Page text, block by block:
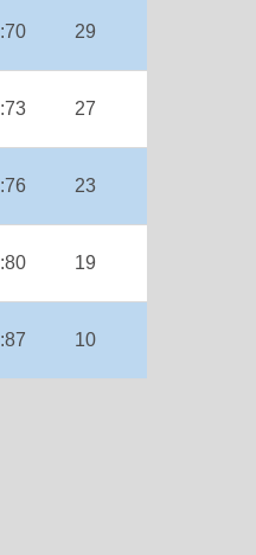
29
27
23
19
10